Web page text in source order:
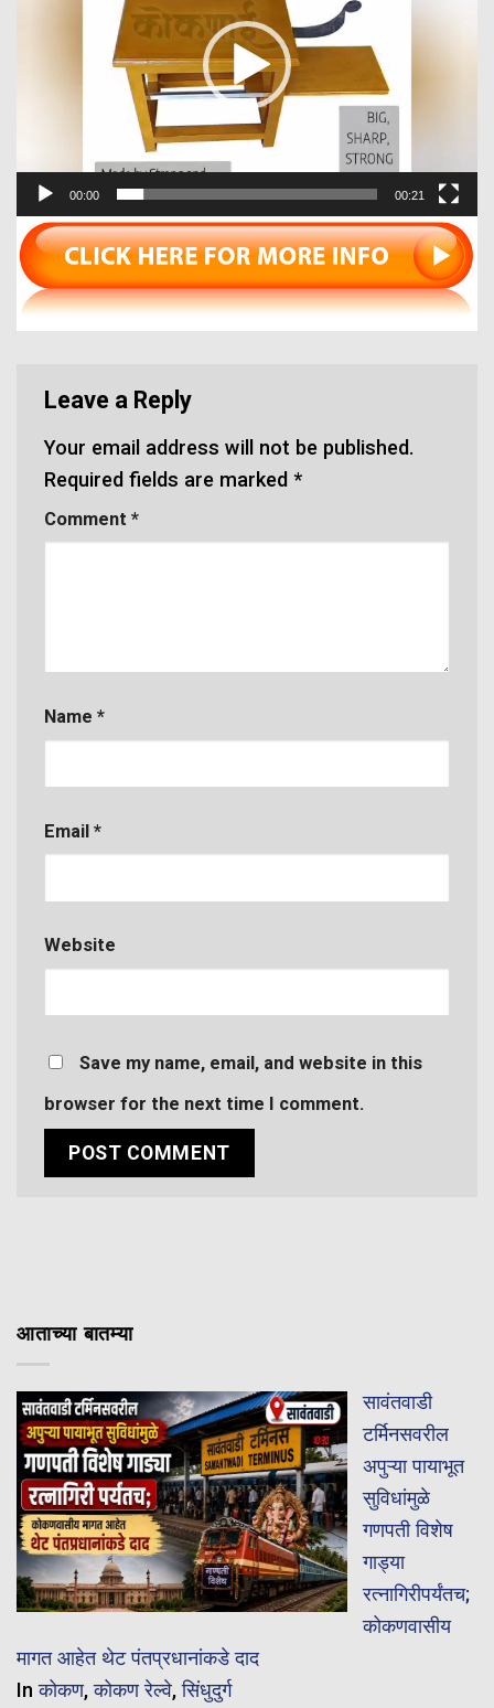
00:00 00:21
Leave a Reply
Your email address will not be published.
Required fields are marked *
Comment *
Name *
Email *
Website
Save my name, email, and website in this
browser for the next time I comment.
आताच्या बातम्या
सावंतवाडी
टर्मिनसवरील
अपुऱ्या पायाभूत
सुविधांमुळे
गणपती विशेष
गाड्या
रत्नागिरीपर्यंतच;
कोकणवासीय
मागत आहेत थेट पंतप्रधानांकडे दाद
Inकोकण,कोकण रेल्वे,सिंधुदुर्ग